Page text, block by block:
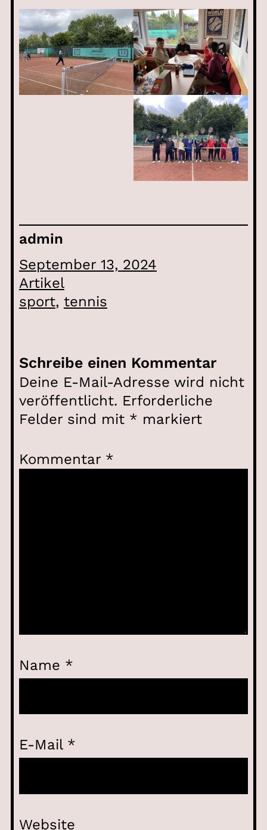
admin
September 13, 2024
Artikel
sport, tennis
Schreibe einen Kommentar
Deine E-Mail-Adresse wird nicht
veröffentlicht. Erforderliche
Felder sind mit * markiert
Kommentar *
Name *
E-Mail *
Website